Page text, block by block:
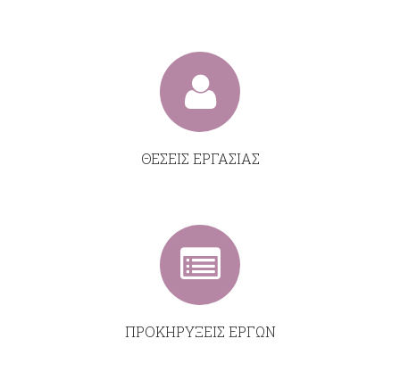
ΘΕΣΕΙΣ ΕΡΓΑΣΙΑΣ
ΠΡΟΚΗΡΥΞΕΙΣ ΕΡΓΩΝ